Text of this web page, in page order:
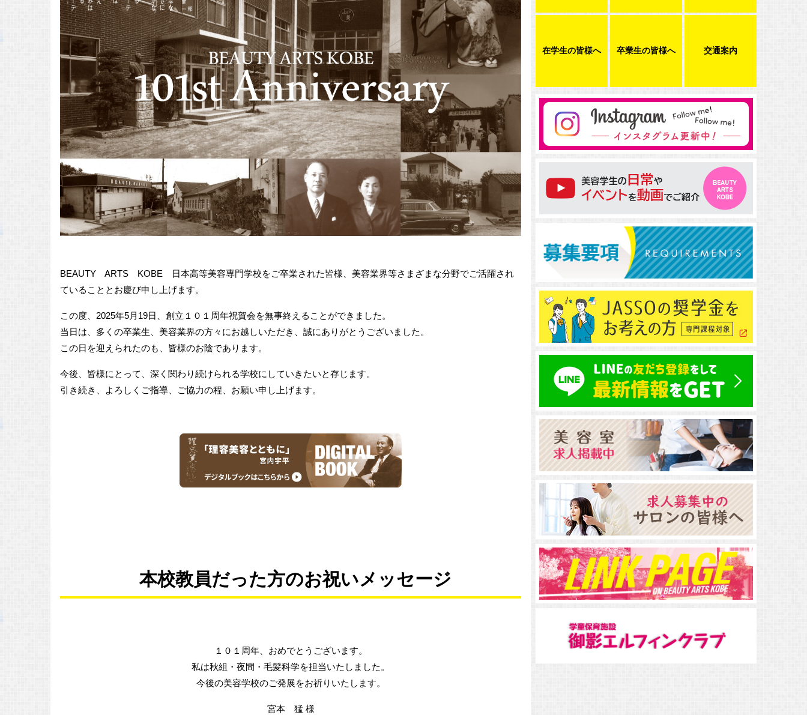
BEAUTY ARTS KOBE 日本高等美容専門学校をご卒業された皆様、美容業界等さまざまな分野でご活躍され
ていることとお慶び申し上げます。
この度、2025年5月19日、創立１０１周年祝賀会を無事終えることができました。
当日は、多くの卒業生、美容業界の方々にお越しいただき、誠にありがとうございました。
この日を迎えられたのも、皆様のお陰であります。
今後、皆様にとって、深く関わり続けられる学校にしていきたいと存じます。
引き続き、よろしくご指導、ご協力の程、お願い申し上げます。
本校教員だった方のお祝いメッセージ
１０１周年、おめでとうございます。
私は秋組・夜間・毛髪科学を担当いたしました。
今後の美容学校のご発展をお祈りいたします。
宮本 猛 様
在学生の皆様へ 卒業生の皆様へ 交通案内